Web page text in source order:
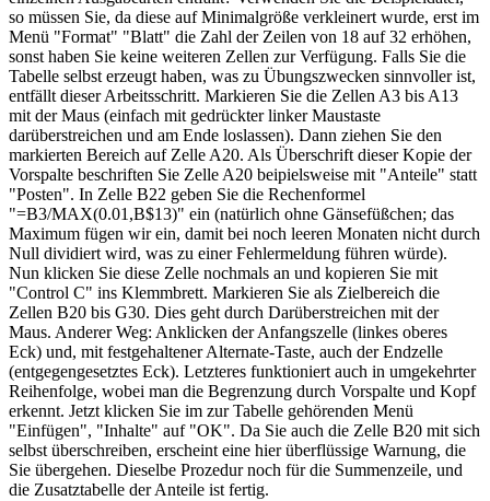
so müssen Sie, da diese auf Minimalgröße verkleinert wurde, erst im
Menü "Format" "Blatt" die Zahl der Zeilen von 18 auf 32 erhöhen,
sonst haben Sie keine weiteren Zellen zur Verfügung. Falls Sie die
Tabelle selbst erzeugt haben, was zu Übungszwecken sinnvoller ist,
entfällt dieser Arbeitsschritt. Markieren Sie die Zellen A3 bis A13
mit der Maus (einfach mit gedrückter linker Maustaste
darüberstreichen und am Ende loslassen). Dann ziehen Sie den
markierten Bereich auf Zelle A20. Als Überschrift dieser Kopie der
Vorspalte beschriften Sie Zelle A20 beipielsweise mit "Anteile" statt
"Posten". In Zelle B22 geben Sie die Rechenformel
"=B3/MAX(0.01,B$13)" ein (natürlich ohne Gänsefüßchen; das
Maximum fügen wir ein, damit bei noch leeren Monaten nicht durch
Null dividiert wird, was zu einer Fehlermeldung führen würde).
Nun klicken Sie diese Zelle nochmals an und kopieren Sie mit
"Control C" ins Klemmbrett. Markieren Sie als Zielbereich die
Zellen B20 bis G30. Dies geht durch Darüberstreichen mit der
Maus. Anderer Weg: Anklicken der Anfangszelle (linkes oberes
Eck) und, mit festgehaltener Alternate-Taste, auch der Endzelle
(entgegengesetztes Eck). Letzteres funktioniert auch in umgekehrter
Reihenfolge, wobei man die Begrenzung durch Vorspalte und Kopf
erkennt. Jetzt klicken Sie im zur Tabelle gehörenden Menü
"Einfügen", "Inhalte" auf "OK". Da Sie auch die Zelle B20 mit sich
selbst überschreiben, erscheint eine hier überflüssige Warnung, die
Sie übergehen. Dieselbe Prozedur noch für die Summenzeile, und
die Zusatztabelle der Anteile ist fertig.